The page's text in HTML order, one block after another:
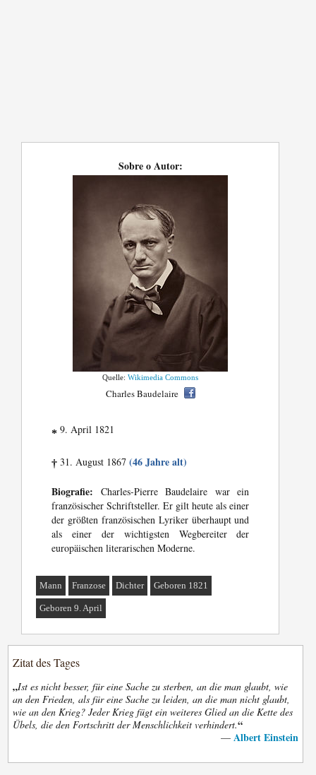
Sobre o Autor:
Quelle:Wikimedia Commons
Charles Baudelaire
* 9. April 1821
† 31. August 1867(46 Jahre alt)
Biografie: Charles-Pierre Baudelaire war ein
französischer Schriftsteller. Er gilt heute als einer
der größten französischen Lyriker überhaupt und
als einer der wichtigsten Wegbereiter der
europäischen literarischen Moderne.
Mann Franzose Dichter Geboren 1821
Geboren 9. April
Zitat des Tages
„Ist es nicht besser, für eine Sache zu sterben, an die man glaubt, wie
an den Frieden, als für eine Sache zu leiden, an die man nicht glaubt,
wie an den Krieg? Jeder Krieg fügt ein weiteres Glied an die Kette des
Übels, die den Fortschritt der Menschlichkeit verhindert.“
— Albert Einstein